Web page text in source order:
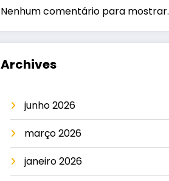
Nenhum comentário para mostrar.
Archives
junho 2026
março 2026
janeiro 2026